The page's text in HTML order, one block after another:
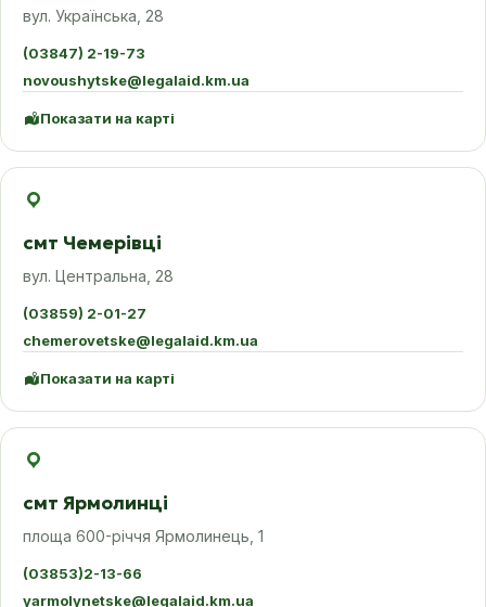
вул. Українська, 28
(03847) 2-19-73
novoushytske@legalaid.km.ua
Показати на карті
смт Чемерівці
вул. Центральна, 28
(03859) 2-01-27
chemerovetske@legalaid.km.ua
Показати на карті
смт Ярмолинці
площа 600-річчя Ярмолинець, 1
(03853)2-13-66
yarmolynetske@legalaid.km.ua